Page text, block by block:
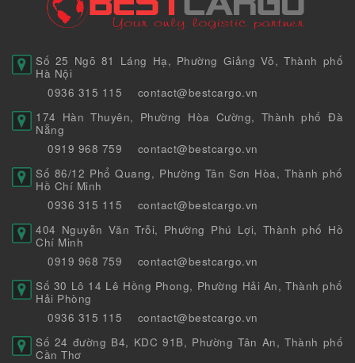
Số 25 Ngõ 81 Láng Hạ, Phường Giảng Võ, Thành phố
Hà Nội
0936 315 115
contact@bestcargo.vn
174 Hàn Thuyên, Phường Hòa Cường, Thành phố Đà
Nẵng
0919 968 759
contact@bestcargo.vn
Số 86/12 Phổ Quang, Phường Tân Sơn Hòa, Thành phố
Hồ Chí Minh
0936 315 115
contact@bestcargo.vn
404 Nguyễn Văn Trỗi, Phường Phú Lợi, Thành phố Hồ
Chí Minh
0919 968 759
contact@bestcargo.vn
Số 30 Lô 14 Lê Hồng Phong, Phường Hải An, Thành phố
Hải Phòng
0936 315 115
contact@bestcargo.vn
Số 24 đường B4, KDC 91B, Phường Tân An, Thành phố
Cần Thơ